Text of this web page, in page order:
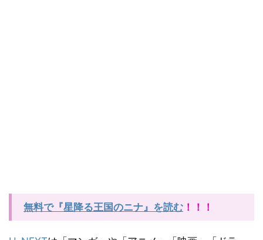
無料で『星降る王国のニナ』を読む ！！！